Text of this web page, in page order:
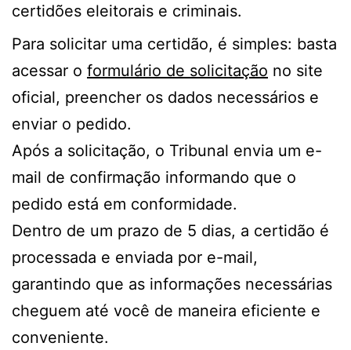
certidões eleitorais e criminais.
Para solicitar uma certidão, é simples: basta
acessar o formulário de solicitação no site
oficial, preencher os dados necessários e
enviar o pedido.
Após a solicitação, o Tribunal envia um e-
mail de confirmação informando que o
pedido está em conformidade.
Dentro de um prazo de 5 dias, a certidão é
processada e enviada por e-mail,
garantindo que as informações necessárias
cheguem até você de maneira eficiente e
conveniente.